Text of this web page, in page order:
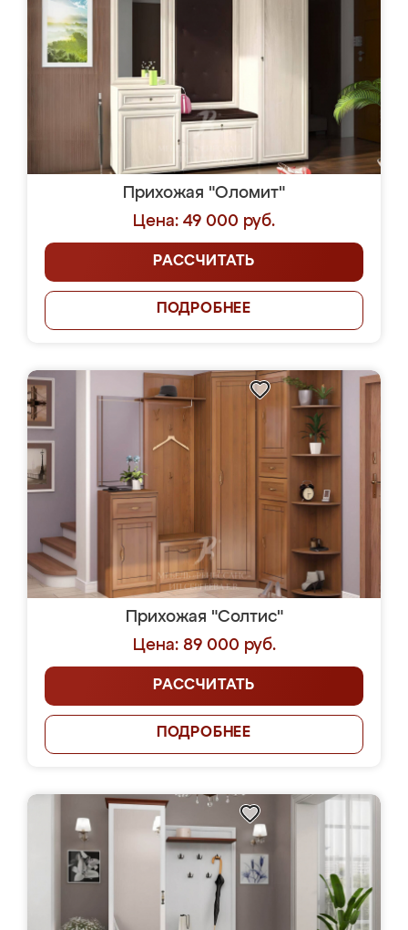
Прихожая "Оломит"
Цена: 49 000 руб.
РАССЧИТАТЬ
ПОДРОБНЕЕ
Прихожая "Солтис"
Цена: 89 000 руб.
РАССЧИТАТЬ
ПОДРОБНЕЕ